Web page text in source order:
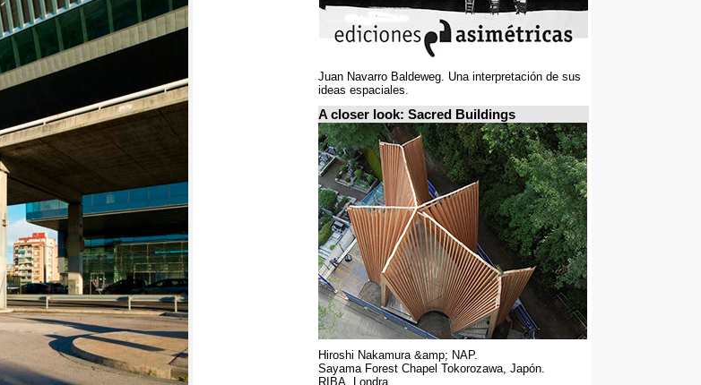
Juan Navarro Baldeweg. Una interpretación de sus
ideas espaciales.
A closer look: Sacred Buildings
Hiroshi Nakamura &amp; NAP.
Sayama Forest Chapel Tokorozawa, Japón.
RIBA, Londra.